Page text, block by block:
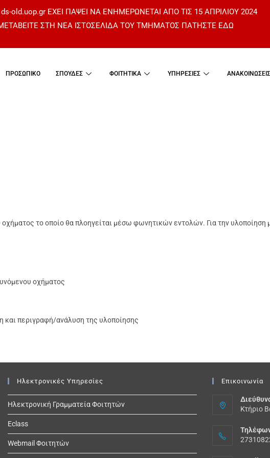
old.uop.gr ΕΧΕΙ ΠΑΨΕΙ ΝΑ ΕΝΗΜΕΡΩΝΕΤΑΙ ΑΠΟ ΤΙΣ 15 ΑΠΡΙΛΙΟΥ 2024
ΣΤΗ ΝΕΑ ΙΣΤΟΣΕΛΙΔΑ ΤΟΥ ΤΜΗΜΑΤΟΣ ΠΑΤΗΣΤΕ ΕΔΩ
ΠΡΟΣΩΠΙΚΟ ΣΠΟΥΔΕΣ ΦΟΙΤΗΤΙΚΑ ΥΠΗΡΕΣΙΕΣ ΑΝΑΚΟΙΝΩΣΕΙΣ
το οποίο θα πλοηγείται μέσω φωνητικών εντολών. Για την υλοποίηση
οχήματος
και περιγραφή/ανάλυση της υλοποίησης
Ηλεκτρονικές Υπηρεσίες
Ηλεκτρονική Γραμματεία Φοιτητών
Eclass
Webmail Φοιτητών
Επικοινωνία
Κτήριο